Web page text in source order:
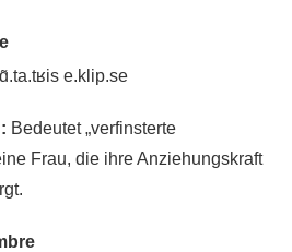
e.klip.se
Bedeutet „verfinsterte
Frau, die ihre Anziehungskraft